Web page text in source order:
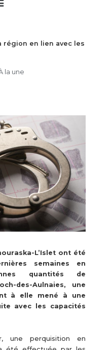
région en lien avec les
la une
L’Islet ont été
semaines en
quantités de
des-Aulnaies, une
à elle mené à une
avec les capacités
une perquisition en